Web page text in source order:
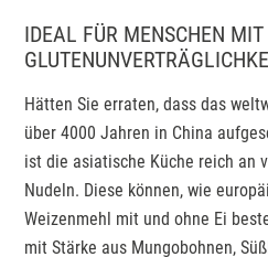
IDEAL FÜR MENSCHEN MIT
Hätten Sie erraten, dass das
über 4000 Jahren in China
ist die asiatische Küche reich an
Nudeln. Diese können, wie
Weizenmehl mit und ohne Ei
mit Stärke aus Mungobohnen,